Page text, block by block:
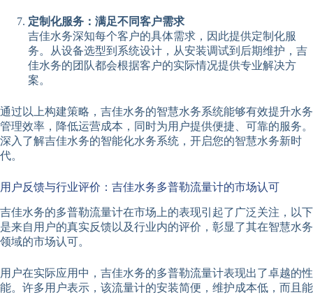
定制化服务：满足不同客户需求
吉佳水务深知每个客户的具体需求，因此提供定制化服
务。从设备选型到系统设计，从安装调试到后期维护，吉
佳水务的团队都会根据客户的实际情况提供专业解决方
案。
通过以上构建策略，吉佳水务的智慧水务系统能够有效提升水务
管理效率，降低运营成本，同时为用户提供便捷、可靠的服务。
深入了解吉佳水务的智能化水务系统，开启您的智慧水务新时
代。
用户反馈与行业评价：吉佳水务多普勒流量计的市场认可
吉佳水务的多普勒流量计在市场上的表现引起了广泛关注，以下
是来自用户的真实反馈以及行业内的评价，彰显了其在智慧水务
领域的市场认可。
用户在实际应用中，吉佳水务的多普勒流量计表现出了卓越的性
能。许多用户表示，该流量计的安装简便，维护成本低，而且能